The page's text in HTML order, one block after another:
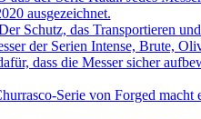
ausgezeichnet.
Schutz, das Transportieren
der Serien Intense, Brute,
dass die Messer sicher
Serie von Forged